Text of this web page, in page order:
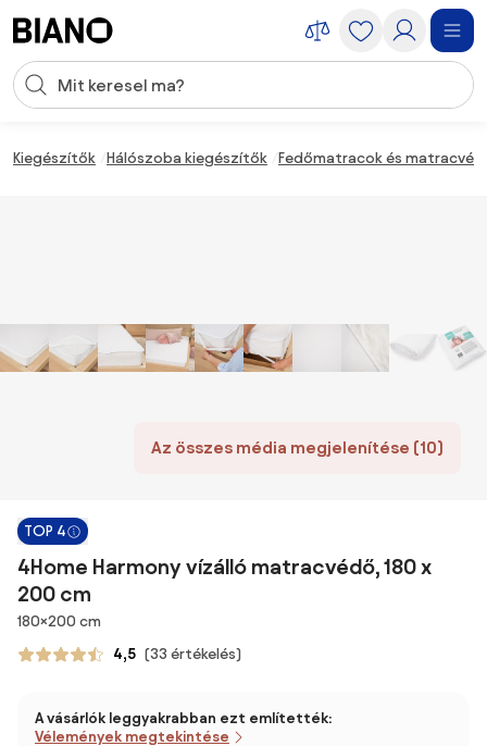
Keresési bevitel
Kiegészítők Hálószoba kiegészítők Fedőmatracok és
Az összes média megjelenítése (10)
TOP 4
4Home Harmony vízálló matracvédő, 180 x
200 cm
Méretek
180×200 cm
4,5 (33 értékelés)
A vásárlók leggyakrabban ezt említették:
Vélemények megtekintése